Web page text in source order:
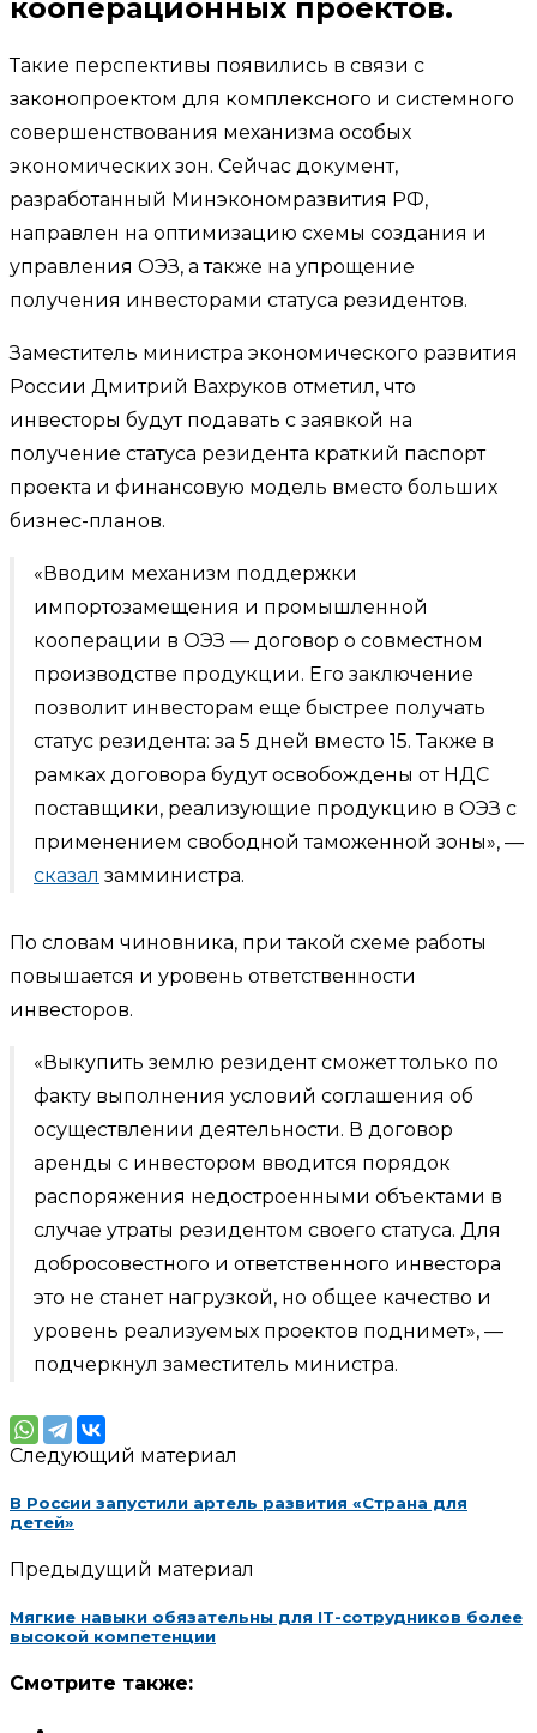
кооперационных проектов.
Такие перспективы появились в связи с
законопроектом для комплексного и системного
совершенствования механизма особых
экономических зон. Сейчас документ,
разработанный Минэкономразвития РФ,
направлен на оптимизацию схемы создания и
управления ОЭЗ, а также на упрощение
получения инвесторами статуса резидентов.
Заместитель министра экономического развития
России Дмитрий Вахруков отметил, что
инвесторы будут подавать с заявкой на
получение статуса резидента краткий паспорт
проекта и финансовую модель вместо больших
бизнес-планов.
«Вводим механизм поддержки
импортозамещения и промышленной
кооперации в ОЭЗ — договор о совместном
производстве продукции. Его заключение
позволит инвесторам еще быстрее получать
статус резидента: за 5 дней вместо 15. Также в
рамках договора будут освобождены от НДС
поставщики, реализующие продукцию в ОЭЗ с
применением свободной таможенной зоны», —
сказал замминистра.
По словам чиновника, при такой схеме работы
повышается и уровень ответственности
инвесторов.
«Выкупить землю резидент сможет только по
факту выполнения условий соглашения об
осуществлении деятельности. В договор
аренды с инвестором вводится порядок
распоряжения недостроенными объектами в
случае утраты резидентом своего статуса. Для
добросовестного и ответственного инвестора
это не станет нагрузкой, но общее качество и
уровень реализуемых проектов поднимет», —
подчеркнул заместитель министра.
Следующий материал
В России запустили артель развития «Страна для
детей»
Предыдущий материал
Мягкие навыки обязательны для IT-сотрудников более
высокой компетенции
Смотрите также: